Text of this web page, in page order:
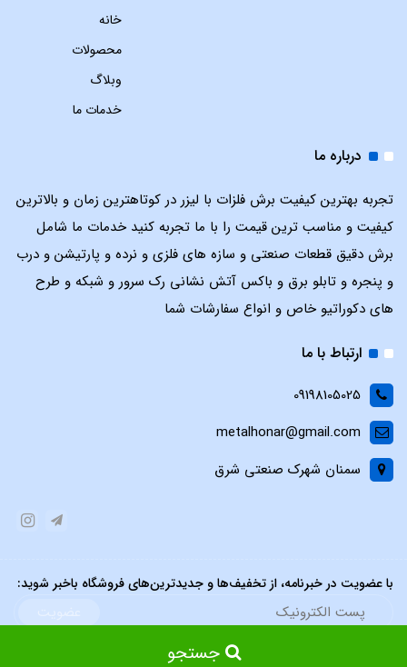
جستجو
خانه
محصولات
وبلاگ
خدمات ما
درباره ما
تجربه بهترین کیفیت برش فلزات با لیزر در کوتاهترین زمان و بالاترین
کیفیت و مناسب ترین قیمت را با ما تجربه کنید خدمات ما شامل
برش دقیق قطعات صنعتی و سازه های فلزی و نرده و پارتیشن و درب
و پنجره و تابلو برق و باکس آتش نشانی رک سرور و شبکه و طرح
های دکوراتیو خاص و انواع سفارشات شما
ارتباط با ما
09198105025
metalhonar@gmail.com
سمنان شهرک صنعتی شرق
با عضویت در خبرنامه، از تخفیف‌ها و جدیدترین‌های فروشگاه باخبر شوید: